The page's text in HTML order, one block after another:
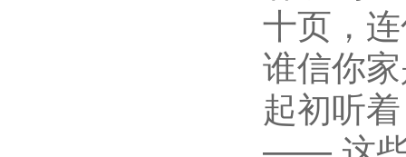
十页，
谁信你
起初听